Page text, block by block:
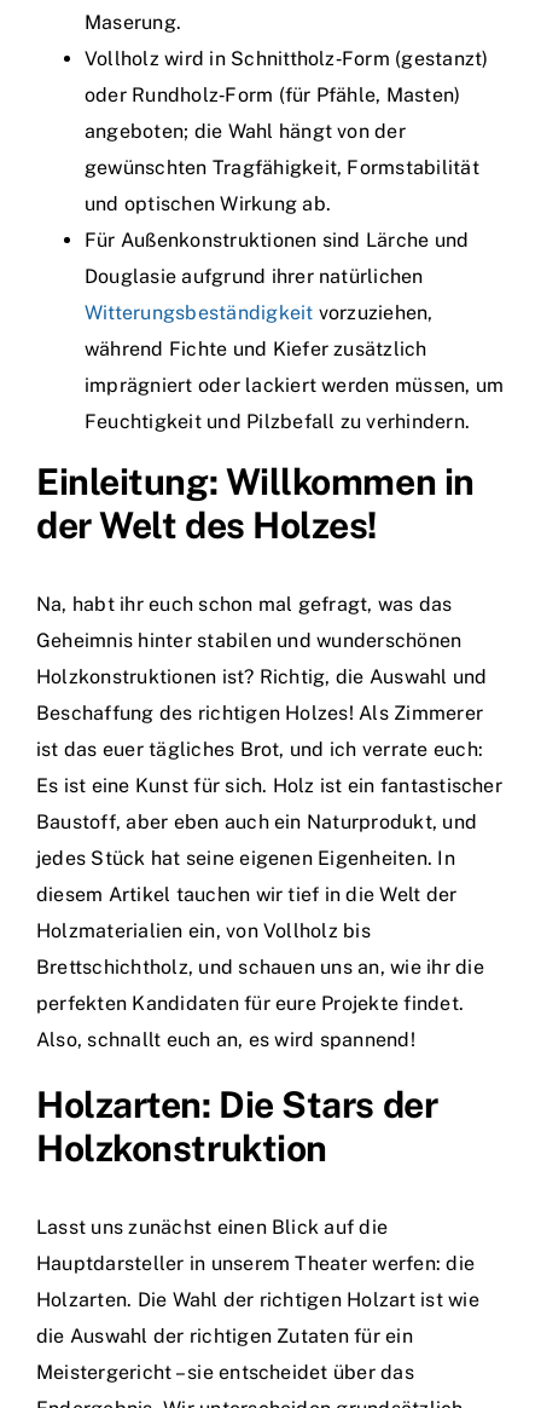
Maserung.
Vollholz wird in Schnittholz‑Form (gestanzt)
oder Rundholz‑Form (für Pfähle, Masten)
angeboten; die Wahl hängt von der
gewünschten Tragfähigkeit, Formstabilität
und optischen Wirkung ab.
Für Außenkonstruktionen sind Lärche und
Douglasie aufgrund ihrer natürlichen
Witterungsbeständigkeit vorzuziehen,
während Fichte und Kiefer zusätzlich
imprägniert oder lackiert werden müssen, um
Feuchtigkeit und Pilzbefall zu verhindern.
Einleitung: Willkommen in
der Welt des Holzes!
Na, habt ihr euch schon mal gefragt, was das
Geheimnis hinter stabilen und wunderschönen
Holzkonstruktionen ist? Richtig, die Auswahl und
Beschaffung des richtigen Holzes! Als Zimmerer
ist das euer tägliches Brot, und ich verrate euch:
Es ist eine Kunst für sich. Holz ist ein fantastischer
Baustoff, aber eben auch ein Naturprodukt, und
jedes Stück hat seine eigenen Eigenheiten. In
diesem Artikel tauchen wir tief in die Welt der
Holzmaterialien ein, von Vollholz bis
Brettschichtholz, und schauen uns an, wie ihr die
perfekten Kandidaten für eure Projekte findet.
Also, schnallt euch an, es wird spannend!
Holzarten: Die Stars der
Holzkonstruktion
Lasst uns zunächst einen Blick auf die
Hauptdarsteller in unserem Theater werfen: die
Holzarten. Die Wahl der richtigen Holzart ist wie
die Auswahl der richtigen Zutaten für ein
Meistergericht – sie entscheidet über das